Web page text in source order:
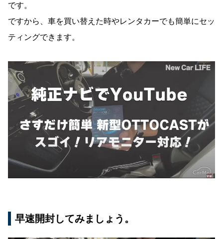
能
市販のヘッドレストモニターにもHDMI接続で
アンビエントライトを調節
直接SIMを挿入して接続
SIMを挿入して接続すると、通信がWiFiからLT
Eに切り替わります。
新型OTTOCASTのメリット・デメリット
メリットを見ていきましょう。
デメリットも見ておきましょう。
国内随一の正規代理店『商人屋』は青色のオリ
ジナルクロスが目印！
です。
ですから、車を買い替えた時やレンタカーでも簡単にセッ
ティングできます。
早速開封してみましょう。